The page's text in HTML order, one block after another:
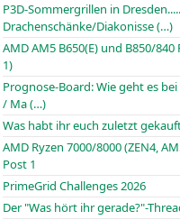
P3D-Sommergrillen in
Drachenschänke/Diakonisse (…)
AMD AM5 B650(E) und B850/
1)
Prognose-Board: Wie geht es
/ Ma (…)
Was habt ihr euch zuletzt
AMD Ryzen 7000/8000 (ZEN4,
Post 1
PrimeGrid Challenges 2026
Der "Was hört ihr gerade?"-